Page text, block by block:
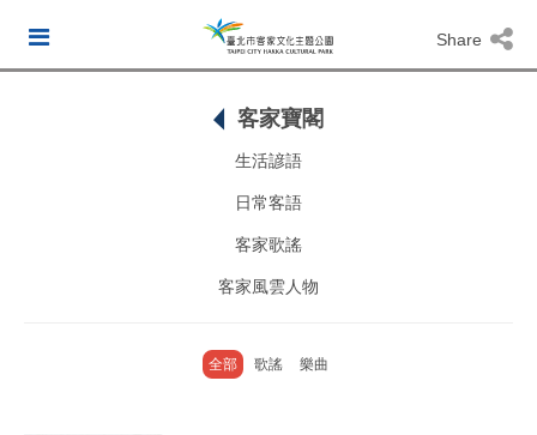
Share
客家寶閣
生活諺語
日常客語
客家歌謠
客家風雲人物
全部 歌謠 樂曲